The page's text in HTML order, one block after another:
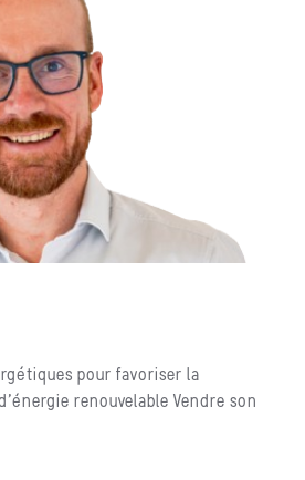
pour favoriser la
renouvelable Vendre son